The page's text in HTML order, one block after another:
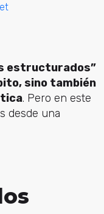
estructurados”
sino también
. Pero en este
desde una